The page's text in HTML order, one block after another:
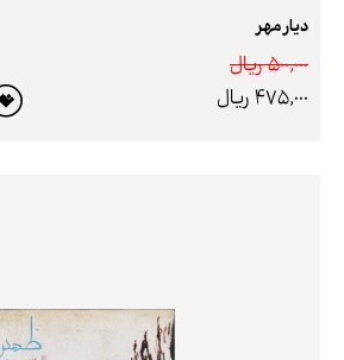
دیار مهر
500,000 ريال
475,000 ريال